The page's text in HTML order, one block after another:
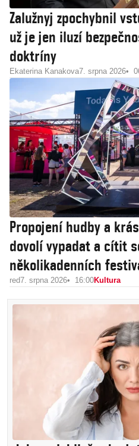
Zalužnyj zpochybnil
už je jen iluzí
doktríny
Ekaterina Kanakova7. srpna 2026
Propojení hudby a
dovolí vypadat a cítit
několikadenních
red7. srpna 2026 16:00Kultura